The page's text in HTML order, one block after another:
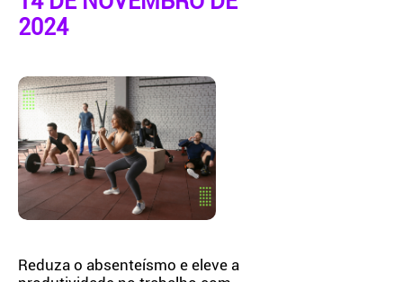
2024
Reduza o absenteísmo e eleve a